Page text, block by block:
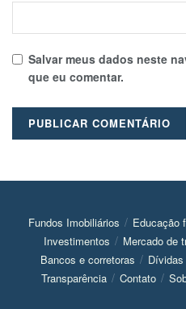
Salvar meus dados neste
que eu comentar.
Fundos Imobiliários Educação
Investimentos
Mercado de
Bancos e corretoras
Dívidas
Transparência
Contato